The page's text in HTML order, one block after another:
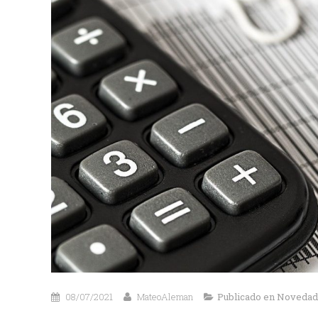
08/07/2021 MateoAleman Publicado en